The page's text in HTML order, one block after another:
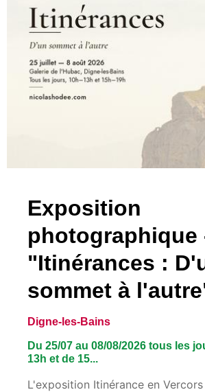
Exposition
photographique
"Itinérances :
sommet à
Digne-les-Bains
Du 25/07 au 08/08/2026 tous les
13h et de 15...
L'exposition Itinérance en